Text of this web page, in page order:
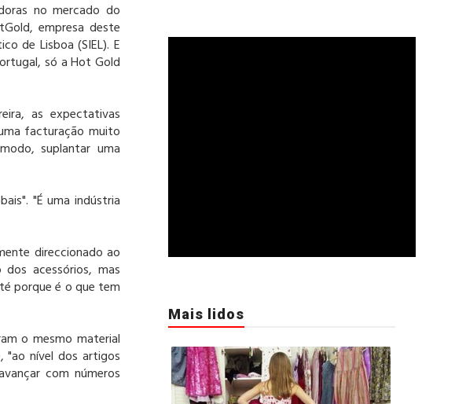
no mercado do
empresa deste
de Lisboa (SIEL). E
só a Hot Gold
as expectativas
facturação muito
suplantar uma
"É uma indústria
direccionado ao
acessórios, mas
porque é o que tem
o mesmo material
"ao nível dos artigos
com números
Mais lidos